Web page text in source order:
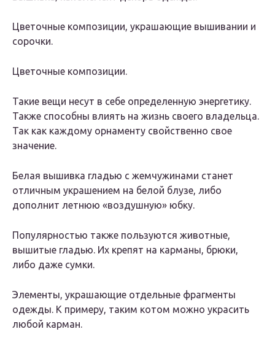
Цветочные композиции, украшающие вышивании и
сорочки.
Цветочные композиции.
Такие вещи несут в себе определенную энергетику.
Также способны влиять на жизнь своего владельца.
Так как каждому орнаменту свойственно свое
значение.
Белая вышивка гладью с жемчужинами станет
отличным украшением на белой блузе, либо
дополнит летнюю «воздушную» юбку.
Популярностью также пользуются животные,
вышитые гладью. Их крепят на карманы, брюки,
либо даже сумки.
Элементы, украшающие отдельные фрагменты
одежды. К примеру, таким котом можно украсить
любой карман.